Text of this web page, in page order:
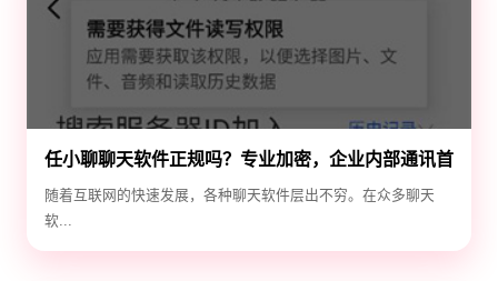
任小聊聊天软件正规吗？专业加密，企业内部通讯首
选！
随着互联网的快速发展，各种聊天软件层出不穷。在众多聊天
软...